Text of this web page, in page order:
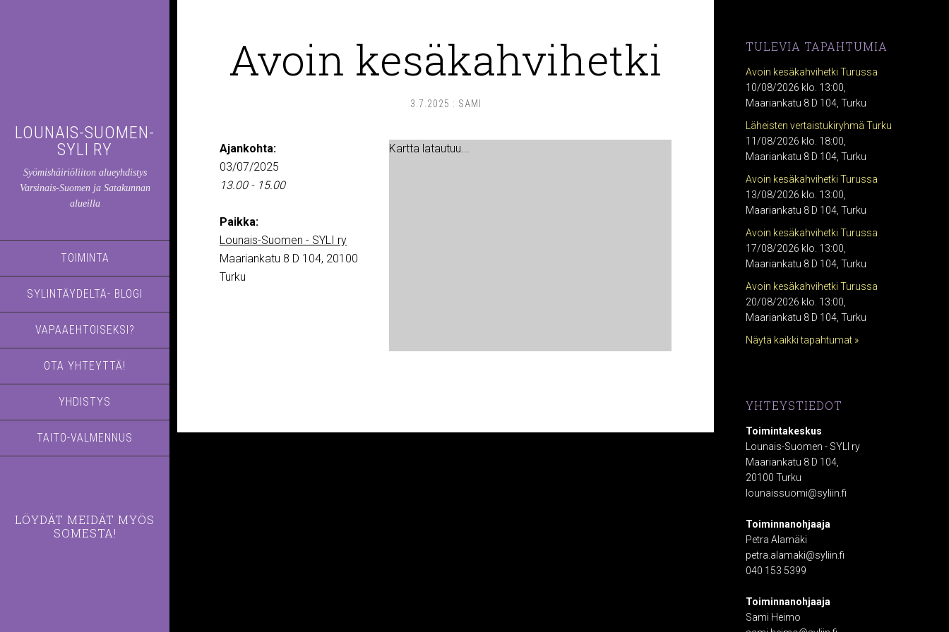
LOUNAIS-SUOMEN-
SYLI RY
Syömishäiriöliiton alueyhdistys
Varsinais-Suomen ja Satakunnan
alueilla
TOIMINTA
SYLINTÄYDELTÄ- BLOGI
VAPAAEHTOISEKSI?
OTA YHTEYTTÄ!
YHDISTYS
TAITO-VALMENNUS
LÖYDÄT MEIDÄT MYÖS
SOMESTA!
Avoin kesäkahvihetki
3.7.2025 : SAMI
Kartta latautuu...
Ajankohta:
03/07/2025
13.00 - 15.00
Paikka:
Lounais-Suomen - SYLI ry
Maariankatu 8 D 104, 20100
Turku
TULEVIA TAPAHTUMIA
Avoin kesäkahvihetki Turussa
10/08/2026 klo. 13:00,
Maariankatu 8 D 104, Turku
Läheisten vertaistukiryhmä Turku
11/08/2026 klo. 18:00,
Maariankatu 8 D 104, Turku
Avoin kesäkahvihetki Turussa
13/08/2026 klo. 13:00,
Maariankatu 8 D 104, Turku
Avoin kesäkahvihetki Turussa
17/08/2026 klo. 13:00,
Maariankatu 8 D 104, Turku
Avoin kesäkahvihetki Turussa
20/08/2026 klo. 13:00,
Maariankatu 8 D 104, Turku
Näytä kaikki tapahtumat »
YHTEYSTIEDOT
Toimintakeskus
Lounais-Suomen - SYLI ry
Maariankatu 8 D 104,
20100 Turku
lounaissuomi@syliin.fi
Toiminnanohjaaja
Petra Alamäki
petra.alamaki@syliin.fi
040 153 5399
Toiminnanohjaaja
Sami Heimo